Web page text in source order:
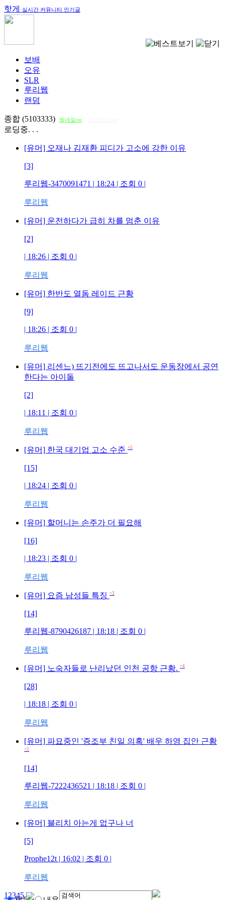
핫게 실시간 커뮤니티 인기글
보배
오유
SLR
루리웹
랜덤
종합 (5103333) 썸네일on
로딩중. . .
[유머] 오재나 김재환 피디가 고소에 강한 이유
[3]
루리웹-3470091471 | 18:24 | 조회 0 |
루리웹
[유머] 운전하다가 급히 차를 멈춘 이유
[2]
| 18:26 | 조회 0 |
루리웹
[유머] 한반도 열돔 레이드 근황
[9]
| 18:26 | 조회 0 |
루리웹
[유머] 리센느) 뜨기전에도 뜨고나서도 운동장에서 공연
한다는 아이돌
[2]
| 18:11 | 조회 0 |
루리웹
[유머] 한국 대기업 고소 수준 +5
[15]
| 18:24 | 조회 0 |
루리웹
[유머] 할머니는 손주가 더 필요해
[16]
| 18:23 | 조회 0 |
루리웹
[유머] 요즘 남성들 특징 +3
[14]
루리웹-8790426187 | 18:18 | 조회 0 |
루리웹
[유머] 노숙자들로 난리났던 인천 공항 근황. +4
[28]
| 18:18 | 조회 0 |
루리웹
[유머] 파묘중인 '증조부 친일 의혹' 배우 하영 집안 근황
+2
[14]
루리웹-7222436521 | 18:18 | 조회 0 |
루리웹
[유머] 블리치 아는게 없구나 너
[5]
Prophe12t | 16:02 | 조회 0 |
루리웹
12345